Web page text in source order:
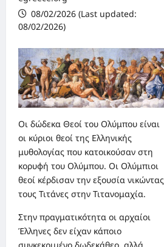
08/02/2026 (Last updated:
08/02/2026)
Οι δώδεκα Θεοί του Ολύμπου είναι
οι κύριοι θεοί της Ελληνικής
μυθολογίας που κατοικούσαν στη
κορυφή του Ολύμπου. Οι Ολύμπιοι
θεοί κέρδισαν την εξουσία νικώντας
τους Τιτάνες στην Τιτανομαχία.
Στην πραγματικότητα οι αρχαίοι
Έλληνες δεν είχαν κάποιο